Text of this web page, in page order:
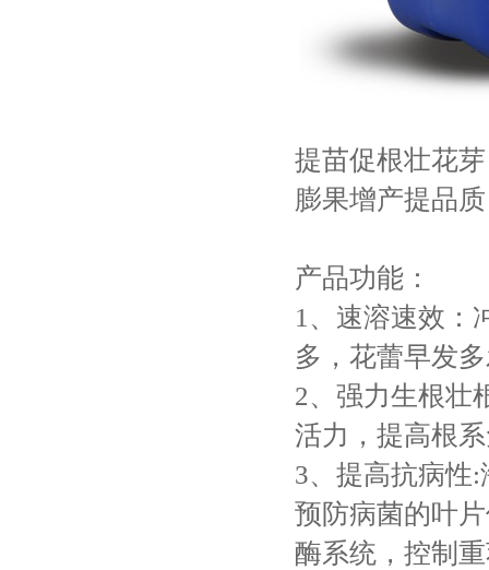
提苗促根壮花
膨果增产提品
产品功能：
1、速溶速效：
多，花蕾早发
2、强力生根壮
活力，提高根
3、提高抗病性
预防病菌的叶
酶系统，控制